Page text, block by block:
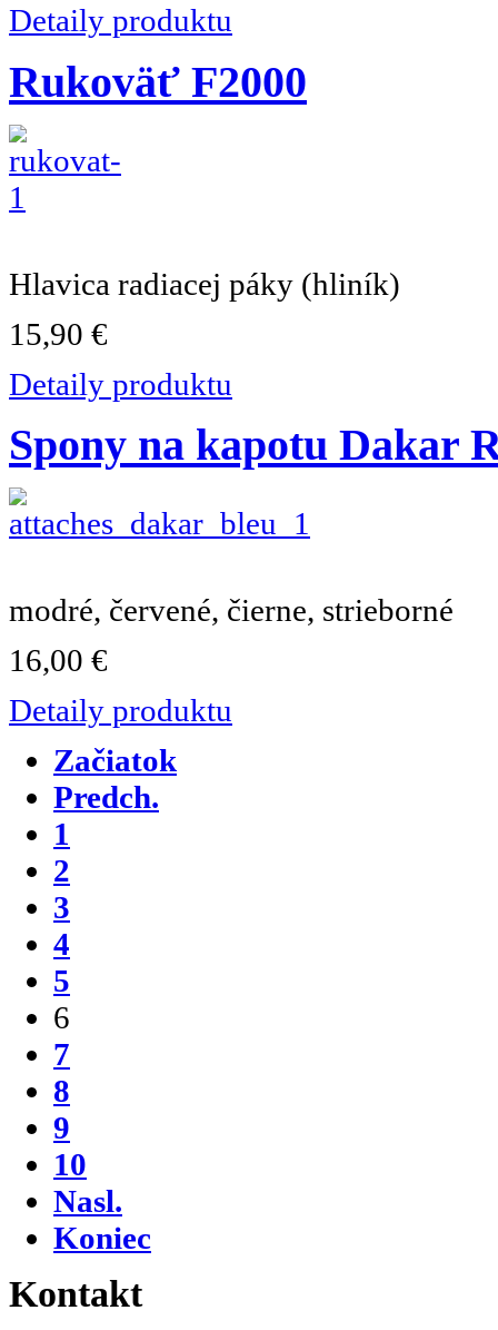
Detaily produktu
Rukoväť F2000
Hlavica radiacej páky (hliník)
15,90 €
Detaily produktu
Spony na kapotu Dakar
modré, červené, čierne, strieborné
16,00 €
Detaily produktu
Začiatok
Predch.
1
2
3
4
5
6
7
8
9
10
Nasl.
Koniec
Kontakt